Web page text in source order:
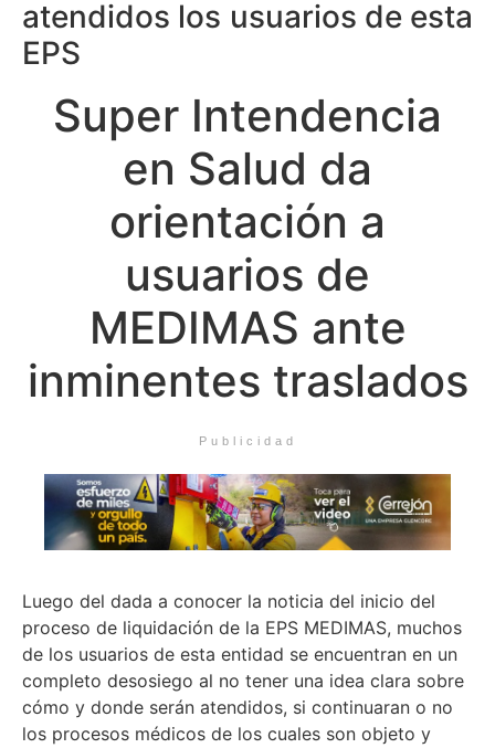
atendidos los usuarios de esta
EPS
Super Intendencia
en Salud da
orientación a
usuarios de
MEDIMAS ante
inminentes traslados
Publicidad
Luego del dada a conocer la noticia del inicio del
proceso de liquidación de la EPS MEDIMAS, muchos
de los usuarios de esta entidad se encuentran en un
completo desosiego al no tener una idea clara sobre
cómo y donde serán atendidos, si continuaran o no
los procesos médicos de los cuales son objeto y